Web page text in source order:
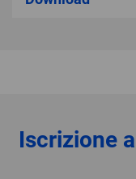
Iscrizione